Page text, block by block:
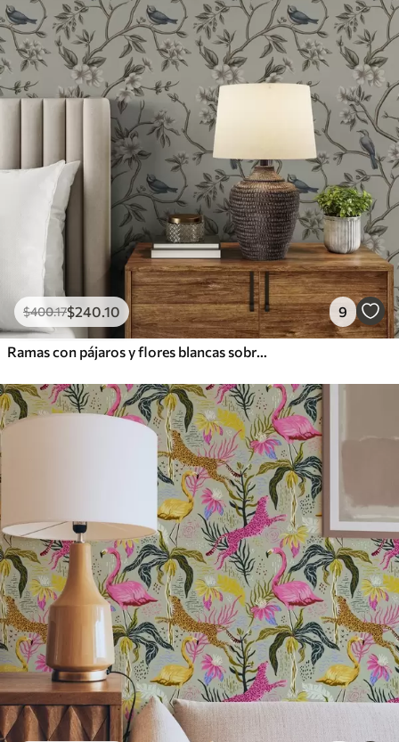
$400.17$240.10 9
Ramas con pájaros y flores blancas sobre un fondo delicado